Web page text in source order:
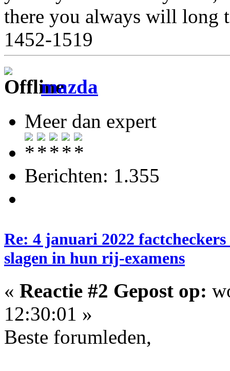
there you always will long
1452-1519
mazda
Meer dan expert
Berichten: 1.355
Re: 4 januari 2022
slagen in hun rij-examens
« Reactie #2 Gepost op:
12:30:01 »
Beste forumleden,